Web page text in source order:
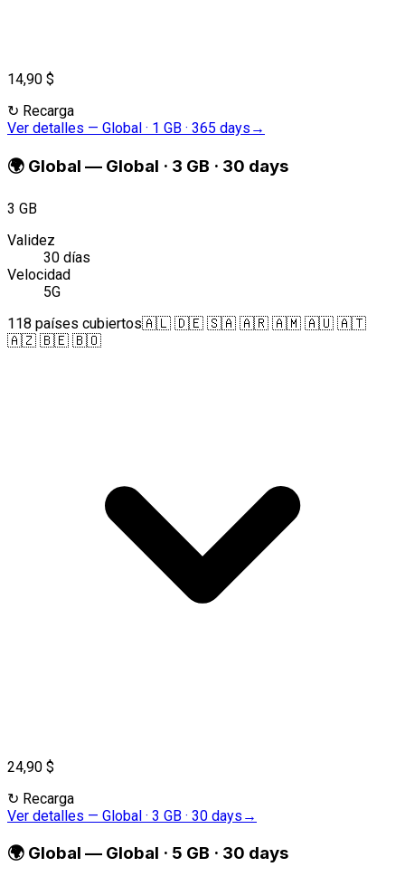
14,90 $
↻ Recarga
Ver detalles — Global · 1 GB · 365 days →
🌍 Global — Global · 3 GB · 30 days
3 GB
Validez
30 días
Velocidad
5G
118 países cubiertos🇦🇱 🇩🇪 🇸🇦 🇦🇷 🇦🇲 🇦🇺 🇦🇹
🇦🇿 🇧🇪 🇧🇴
24,90 $
↻ Recarga
Ver detalles — Global · 3 GB · 30 days →
🌍 Global — Global · 5 GB · 30 days